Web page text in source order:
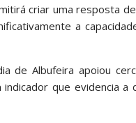
criar uma resposta
a
de Albufeira apoiou
que evidencia a